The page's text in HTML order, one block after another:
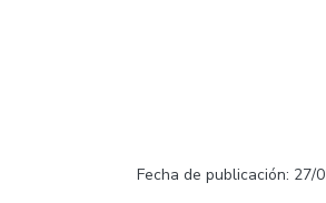
Fecha de publicación: 27/